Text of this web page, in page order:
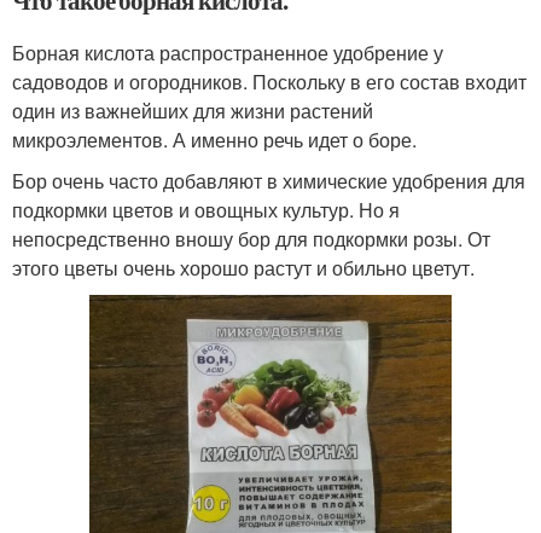
Борная кислота распространенное удобрение у
садоводов и огородников. Поскольку в его состав входит
один из важнейших для жизни растений
микроэлементов. А именно речь идет о боре.
Бор очень часто добавляют в химические удобрения для
подкормки цветов и овощных культур. Но я
непосредственно вношу бор для подкормки розы. От
этого цветы очень хорошо растут и обильно цветут.